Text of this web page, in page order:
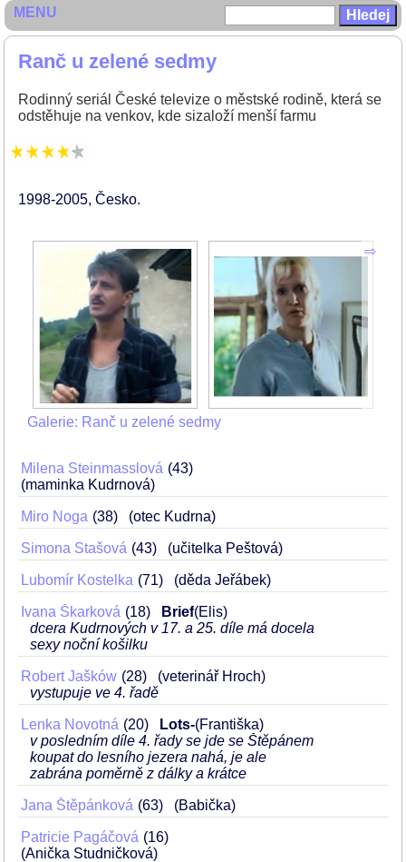
Ranč u zelené sedmy
Rodinný seriál České televize o městské rodině, která se
odstěhuje na venkov, kde sizaloží menší farmu
1998-2005 Česko
Galerie: Ranč u zelené sedmy
Milena Steinmasslová
43
(maminka Kudrnová)
Miro Noga 38 (otec Kudrna)
Simona Stašová 43 (učitelka Peštová)
Lubomír Kostelka 71 (děda Jeřábek)
Ivana Škarková 18 Brief(Elis)
dcera Kudrnových v 17. a 25. díle má docela
sexy noční košilku
Robert Jašków 28
(veterinář Hroch)
vystupuje ve 4. řadě
Lenka Novotná 20 Lots-(Františka)
v posledním díle 4. řady se jde se Štěpánem
koupat do lesního jezera nahá, je ale
zabrána poměrně z dálky a krátce
Jana Štěpánková 63 (Babička)
Patricie Pagáčová
16
(Anička Studničková)
MENU